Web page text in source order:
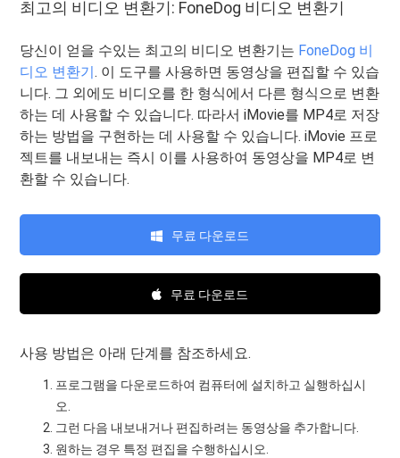
최고의 비디오 변환기: FoneDog 비디오 변환기
당신이 얻을 수있는 최고의 비디오 변환기는 FoneDog 비
디오 변환기. 이 도구를 사용하면 동영상을 편집할 수 있습
니다. 그 외에도 비디오를 한 형식에서 다른 형식으로 변환
하는 데 사용할 수 있습니다. 따라서 iMovie를 MP4로 저장
하는 방법을 구현하는 데 사용할 수 있습니다. iMovie 프로
젝트를 내보내는 즉시 이를 사용하여 동영상을 MP4로 변
환할 수 있습니다.
무료 다운로드
무료 다운로드
사용 방법은 아래 단계를 참조하세요.
프로그램을 다운로드하여 컴퓨터에 설치하고 실행하십시
오.
그런 다음 내보내거나 편집하려는 동영상을 추가합니다.
원하는 경우 특정 편집을 수행하십시오.